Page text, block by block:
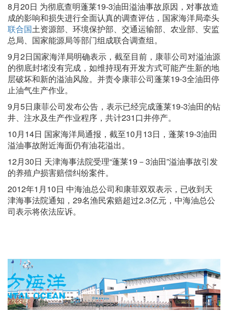
8月20日 为彻底查明蓬莱19-3油田溢油事故原因，对事故造
成的影响和损失进行全面认真的调查评估，国家海洋局牵头
联合国土资源部、环境保护部、交通运输部、农业部、安监
总局、国家能源局等部门组成联合调查组。
9月2日国家海洋局明确表示，截至目前，康菲公司对溢油源
的彻底封堵没有完成，如维持现有开发方式可能产生新的地
层破坏和新的溢油风险。并责令康菲公司蓬莱19-3全油田停
止油气生产作业。
9月5日康菲公司发布公告，表示已经完成蓬莱19-3油田的钻
井、注水及生产作业程序，共计231口井停产。
10月14日 国家海洋局通报，截至10月13日，蓬莱19-3油田
溢油事故附近海面仍有油花溢出。
12月30日 天津海事法院受理“蓬莱19－3油田”溢油事故引发
的养殖户损害赔偿纠纷案件。
2012年1月10日 中海油总公司和康菲双双表示，已收到天
津海事法院通知，29名渔民索赔超过2.3亿元，中海油总公
司表示将依法应诉。